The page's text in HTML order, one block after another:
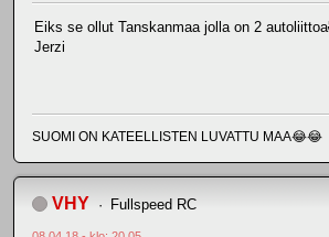
Eiks se ollut Tanskanmaa jolla on 2
Jerzi
SUOMI ON KATEELLISTEN LUVATTU MAA😂😂
VHY Fullspeed RC